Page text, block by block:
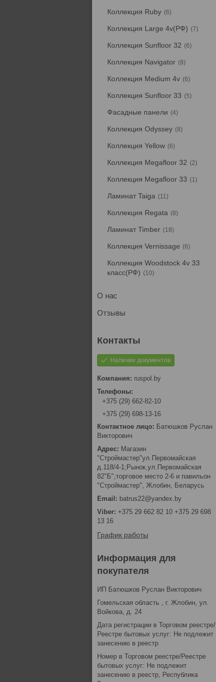
Коллекция Ruby 6
Коллекция Large 4v(РФ) 7
Коллекция Sunfloor 32 6
Коллекция Navigator 8
Коллекция Medium 4v 6
Коллекция Sunfloor 33 5
Фасадные панели 4
Коллекция Odyssey 8
Коллекция Yellow 6
Коллекция Megafloor 32 2
Коллекция Megafloor 33 1
Ламинат Taiga 11
Коллекция Regata 8
Ламинат Timber 18
Коллекция Vernissage 6
Коллекция Woodstock 4v 33
класс(РФ)
10
О нас
Отзывы
Наличие документов
ruspol.by
+375 (29) 662-82-10
+375 (29) 698-13-16
Батюшков Руслан
Викторович
Магазин
"Строймастер"ул.Первомайская
д.118/4-1;Рынок,ул.Первомайская
82"Б",торговое место 2-6 и павильон
"Строймастер", Жлобин, Беларусь
batrus22@yandex.by
+375 29 662 82 10 +375 29 698
13 16
График работы
Информация для
покупателя
ИП Батюшков Руслан Викторович
Гомельская область , г. Жлобин, ул.
Войкова, д. 24
Дата регистрации в Торговом реестре/
Реестре бытовых услуг: Не подлежит
занесению в реестр
Номер в Торговом реестре/Реестре
бытовых услуг: Не подлежит
занесению в реестр, Республика